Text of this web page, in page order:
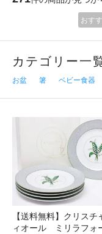
おす
カテゴリー一
お盆 箸 ベビー食器
【送料無料】クリスチ
ィオール ミリラフォ